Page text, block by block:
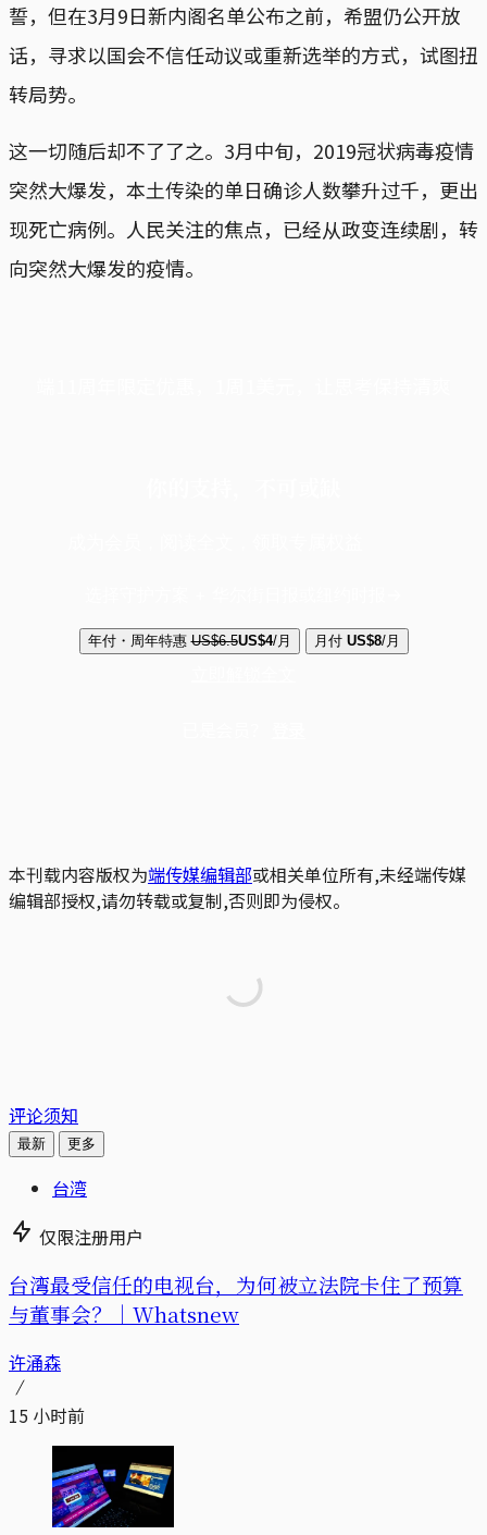
誓，但在3月9日新内阁名单公布之前，希盟仍公开放
话，寻求以国会不信任动议或重新选举的方式，试图扭
转局势。
这一切随后却不了了之。3月中旬，2019冠状病毒疫情
突然大爆发，本土传染的单日确诊人数攀升过千，更出
现死亡病例。人民关注的焦点，已经从政变连续剧，转
向突然大爆发的疫情。
年付・周年特惠 US$6.5US$4/月 月付 US$8/月
本刊载内容版权为端传媒编辑部或相关单位所有,未经端传媒
编辑部授权,请勿转载或复制,否则即为侵权。
评论须知
最新 更多
台湾
仅限注册用户
台湾最受信任的电视台，为何被立法院卡住了预算
与董事会？｜Whatsnew
许涌森
15 小时前